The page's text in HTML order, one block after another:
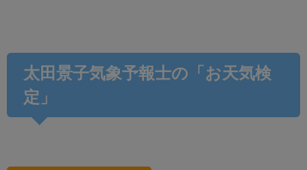
太田景子気象予報士の「お天気検
定」